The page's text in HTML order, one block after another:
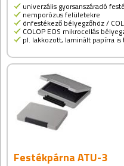
univerzális gyorsanszáradó
nemporózus felületekre
önfestékező bélyegzőhöz /
COLOP EOS mikrocellás
pl. lakkozott, laminált papírra is
Festékpárna ATU-3